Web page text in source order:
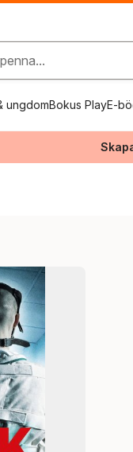
ungdomBokus PlayE-